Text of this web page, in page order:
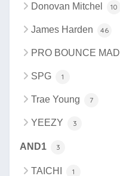
Donovan Mitchel 10
James Harden 46
PRO BOUNCE
SPG 1
Trae Young 7
YEEZY 3
AND1 3
TAICHI 1